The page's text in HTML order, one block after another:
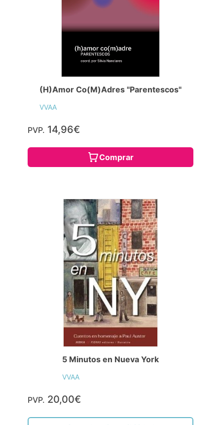
(H)Amor Co(M)Adres "Parentescos"
VVAA
PVP. 14,96€
Comprar
5 Minutos en Nueva York
VVAA
PVP. 20,00€